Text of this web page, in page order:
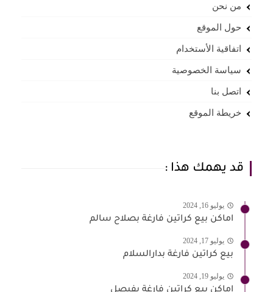
من نحن
حول الموقع
اتفاقية الأستخدام
سياسة الخصوصية
اتصل بنا
خريطة الموقع
قد يهمك هذا :
يوليو 16, 2024
اماكن بيع كراتين فارغة بصلاح سالم
يوليو 17, 2024
بيع كراتين فارغة بدارالسلام
يوليو 19, 2024